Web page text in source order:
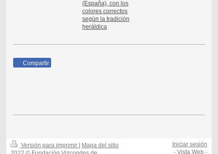
Compartir
Versión para imprimir
Mapa del sitio
Iniciar sesión
-Vista Web -